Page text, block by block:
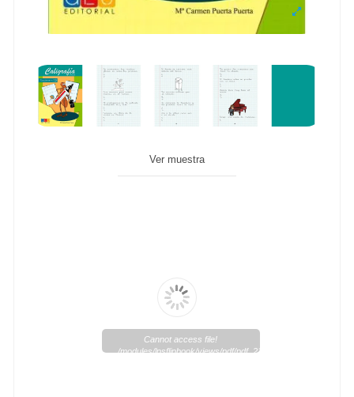
Ver muestra
Cannot access file!
/modules/lpsflipbook/views/pdf/pdf_218_1.pdf